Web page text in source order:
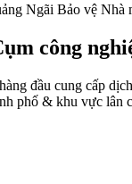
Ngãi Bảo vệ Nhà
công
đầu cung cấp
phố & khu vực lân